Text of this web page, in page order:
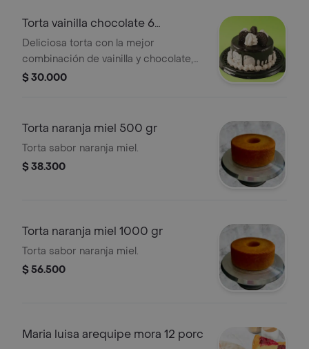
Torta vainilla chocolate 6
porciones
Deliciosa torta con la mejor
combinación de vainilla y chocolate,
cubierta con una suave crema de
$ 30.000
Torta naranja miel 500 gr
Torta sabor naranja miel.
$ 38.300
Torta naranja miel 1000 gr
Torta sabor naranja miel.
$ 56.500
Maria luisa arequipe mora 12 porc